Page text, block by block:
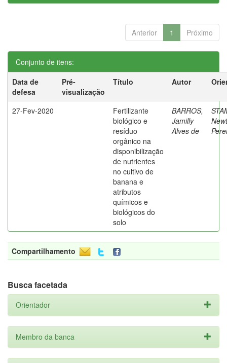
Anterior 1 Próximo
Conjunto de itens:
Data de
defesa
Pré-
visualização
Título Autor
27-Fev-2020
Fertilizante
biológico e
resíduo
orgânico na
disponibilização
de nutrientes
no cultivo de
banana e
atributos
químicos e
biológicos do
solo
BARROS,
Jamilly
Alves de
Compartilhamento
Busca facetada
Orientador
Membro da banca